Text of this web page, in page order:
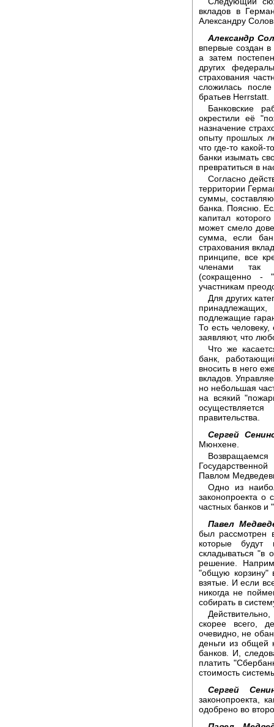
вкладов в
Александру
Александр
впервые создан
а затем
других
страхования
сложилась
братьев Herrstatt.
Банковские
окрестили её
назначение
опыту прошлых
что где-то какой-
банки изымать
превратиться в
Согласно
территории
суммы,
банка. Поясню.
капитал
может смело
сумма, если
страхования
принципе, все
членами так
(сокращенно -
участникам
Для других
подлежащие
То есть
заявляют, что
Что же
банк,
вносить в него
вкладов.
но небольшая
на всякий
правительства.
Сергей
Мюнхене.
Павлом
Одно из
законопроекта о
частных банков и
Павел
был рассмотрен
которые будут
складываться "в
решение.
"общую корзину"
взятые. И если
никогда не
собирать в
скорее всего,
очевидно, не
деньги из общей
банков. И,
платить
стоимость
Сергей
законопроекта,
одобрено во